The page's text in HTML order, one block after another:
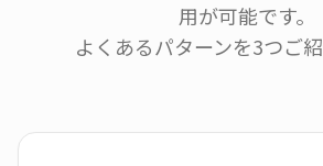
用が可能です。
よくあるパターンを3つご紹